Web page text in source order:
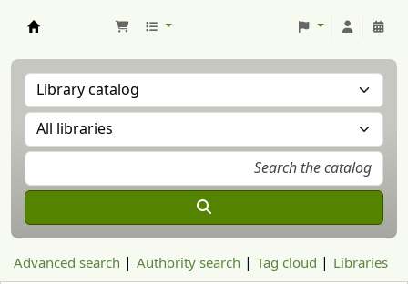
Advanced search Authority search Tag cloud Libraries